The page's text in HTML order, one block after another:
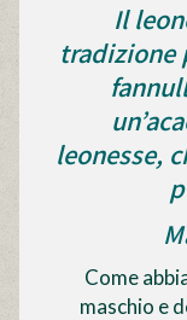
Il
tradizione
leonesse,
Come
maschio e